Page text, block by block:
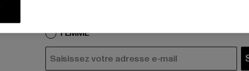
FEMME
COURRIEL